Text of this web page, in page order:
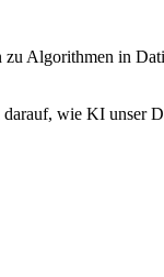
zu Algorithmen in
wie KI unser